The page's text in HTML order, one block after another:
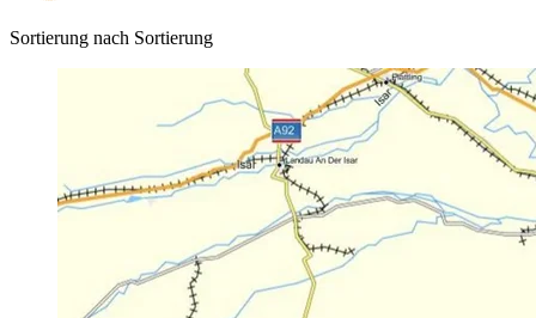
Sortierung nach Sortierung